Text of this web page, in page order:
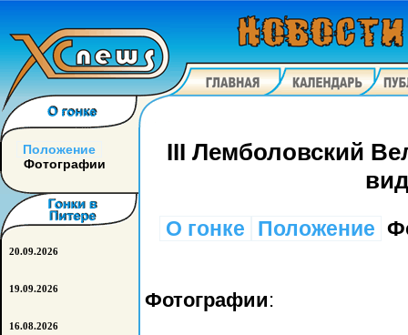
III Лемболовский
О гонке Положение
Фотографии:
Положение
Фотографии
20.09.2026
19.09.2026
16.08.2026